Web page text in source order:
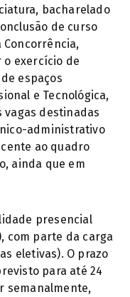
bacharelado
de curso
Concorrência,
exercício de
espaços
e Tecnológica,
vagas destinadas
administrativo
ao quadro
ainda que em
presencial
com parte da carga
eletivas). O prazo
para até 24
semanalmente,